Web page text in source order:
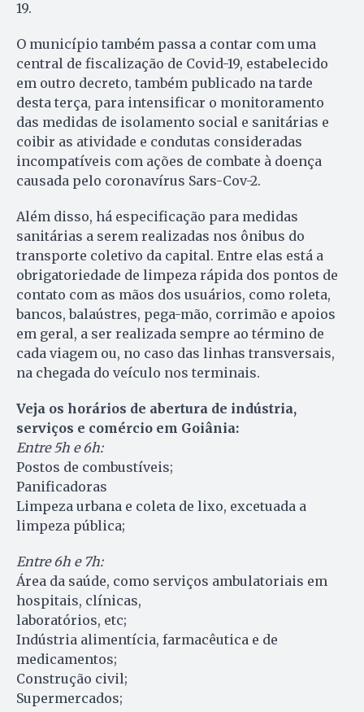
19.
O município também passa a contar com uma
central de fiscalização de Covid-19, estabelecido
em outro decreto, também publicado na tarde
desta terça, para intensificar o monitoramento
das medidas de isolamento social e sanitárias e
coibir as atividade e condutas consideradas
incompatíveis com ações de combate à doença
causada pelo coronavírus Sars-Cov-2.
Além disso, há especificação para medidas
sanitárias a serem realizadas nos ônibus do
transporte coletivo da capital. Entre elas está a
obrigatoriedade de limpeza rápida dos pontos de
contato com as mãos dos usuários, como roleta,
bancos, balaústres, pega-mão, corrimão e apoios
em geral, a ser realizada sempre ao término de
cada viagem ou, no caso das linhas transversais,
na chegada do veículo nos terminais.
Veja os horários de abertura de indústria,
serviços e comércio em Goiânia:
Entre 5h e 6h:
Postos de combustíveis;
Panificadoras
Limpeza urbana e coleta de lixo, excetuada a
limpeza pública;
Entre 6h e 7h:
Área da saúde, como serviços ambulatoriais em
hospitais, clínicas,
laboratórios, etc;
Indústria alimentícia, farmacêutica e de
medicamentos;
Construção civil;
Supermercados;